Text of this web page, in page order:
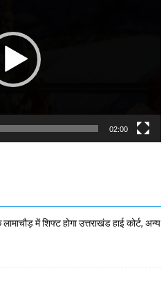
02:00
में शिफ्ट होगा उत्तराखंड हाई कोर्ट, अन्य